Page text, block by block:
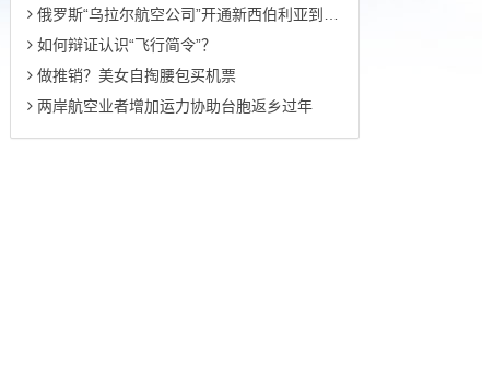
俄罗斯“乌拉尔航空公司”开通新西伯利亚到广州往返定期客运航线
如何辩证认识“飞行简令”？
做推销？美女自掏腰包买机票
两岸航空业者增加运力协助台胞返乡过年